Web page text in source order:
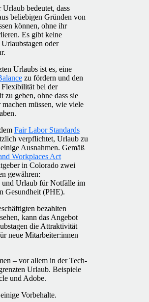
bedeutet, dass
beliebigen Gründen von
können, ohne ihr
Es gibt keine
oder
Urlaubs ist es, eine
zu fördern und den
bei der
zu geben, ohne dass sie
müssen, wie viele
Fair Labor Standards
verpflichtet, Urlaub zu
Ausnahmen. Gemäß
Workplaces Act
in Colorado zwei
gewähren:
und Urlaub für Notfälle im
Gesundheit (PHE).
bezahlten
kann das Angebot
die Attraktivität
neue Mitarbeiter:innen
– vor allem in der Tech-
Urlaub. Beispiele
und Adobe.
Vorbehalte.